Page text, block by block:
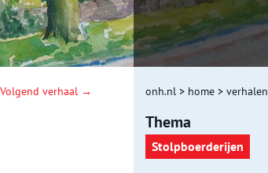
Volgend verhaal → onh.nl > home > verhalen
Thema
Stolpboerderijen